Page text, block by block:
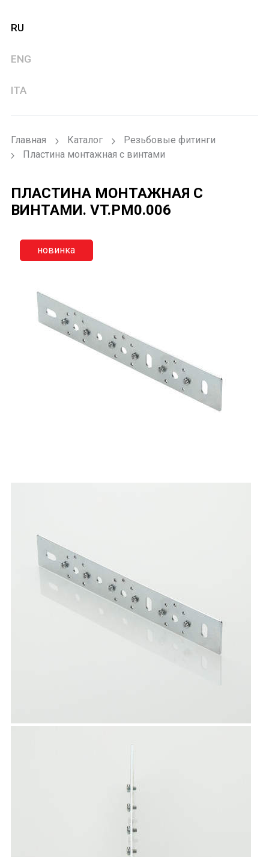
RU
ENG
ITA
Главная Каталог
Резьбовые фитинги
Пластина монтажная с винтами
ПЛАСТИНА МОНТАЖНАЯ С
ВИНТАМИ. VT.PM0.006
новинка